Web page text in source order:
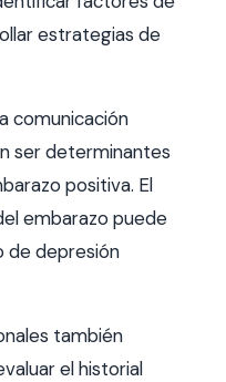
estrategias de
comunicación
ser determinantes
positiva. El
embarazo puede
de depresión
también
el historial